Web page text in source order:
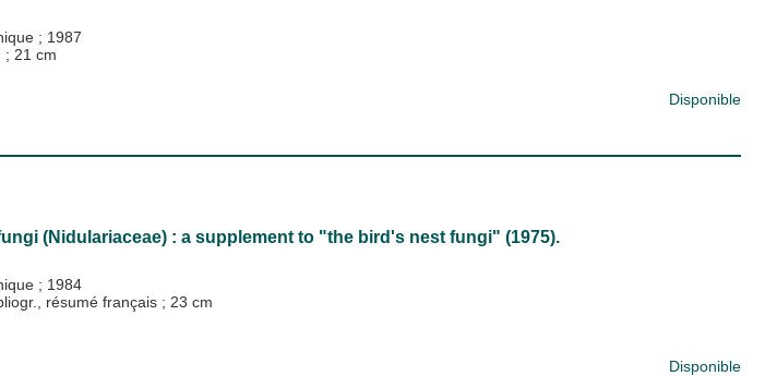
; 1987
; 21 cm
Disponible
(Nidulariaceae) : a supplement to "the bird's nest fungi" (1975).
; 1984
résumé français ; 23 cm
Disponible